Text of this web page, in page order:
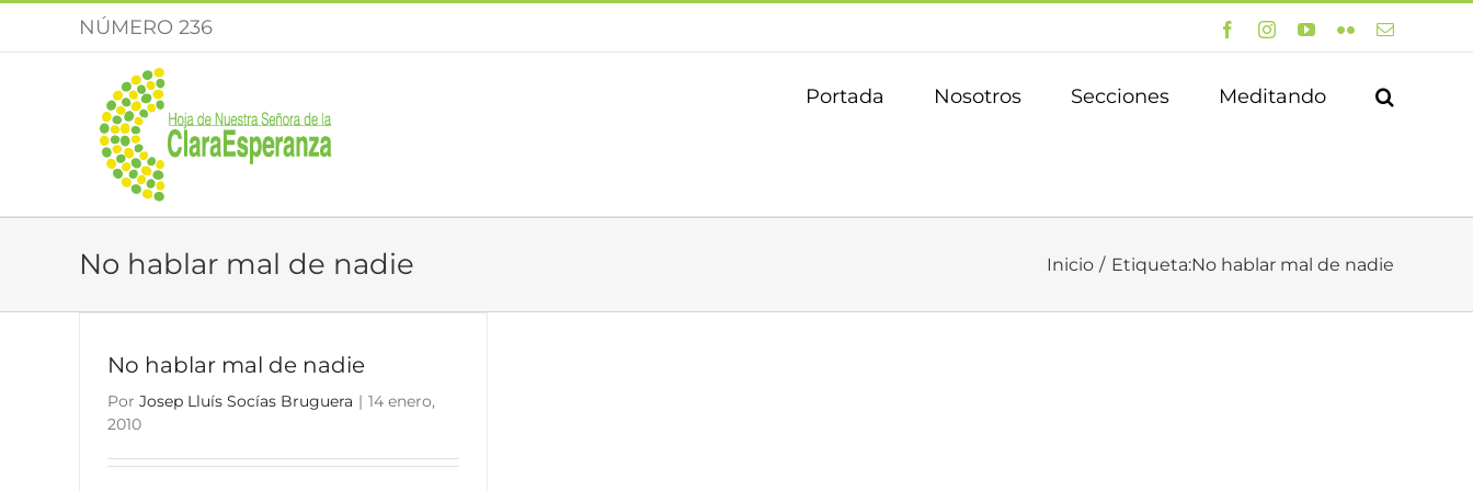
NÚMERO 236 FacebookInstagramYouTube
FlickrCorreo
Portada Nosotros Secciones Meditando
No hablar mal de nadie Inicio Etiqueta:No hablar mal de nadie
No hablar mal de nadie
Por Josep Lluís Socías Bruguera | 14 enero,
2010